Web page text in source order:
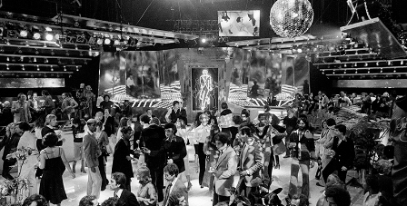
Economia
Sport
Altrecose
Mondiali calcio 2026
PODCAST
NEWSLETTER